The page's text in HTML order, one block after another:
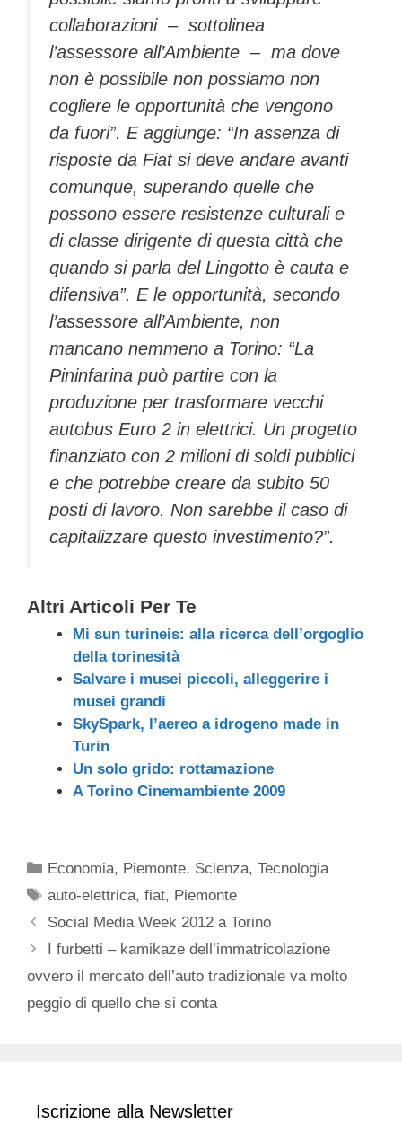
collaborazioni – sottolinea
l’assessore all’Ambiente – ma dove
non è possibile non possiamo non
cogliere le opportunità che vengono
da fuori”. E aggiunge: “In assenza di
risposte da Fiat si deve andare avanti
comunque, superando quelle che
possono essere resistenze culturali e
di classe dirigente di questa città che
quando si parla del Lingotto è cauta e
difensiva”. E le opportunità, secondo
l’assessore all’Ambiente, non
mancano nemmeno a Torino: “La
Pininfarina può partire con la
produzione per trasformare vecchi
autobus Euro 2 in elettrici. Un progetto
finanziato con 2 milioni di soldi pubblici
e che potrebbe creare da subito 50
posti di lavoro. Non sarebbe il caso di
capitalizzare questo investimento?”.
Altri Articoli Per Te
Mi sun turineis: alla ricerca dell’orgoglio
della torinesità
Salvare i musei piccoli, alleggerire i
musei grandi
SkySpark, l’aereo a idrogeno made in
Turin
Un solo grido: rottamazione
A Torino Cinemambiente 2009
Categorie
Economia, Piemonte, Scienza,Tecnologia
Tag
auto-elettrica,fiat, Piemonte
Social Media Week 2012 a Torino
I furbetti – kamikaze dell’immatricolazione
ovvero il mercato dell’auto tradizionale va molto
peggio di quello che si conta
Iscrizione alla Newsletter